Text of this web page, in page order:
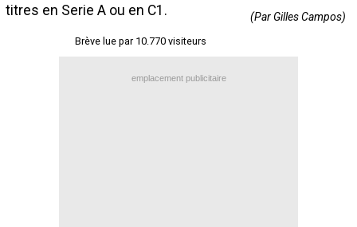
titres en Serie A ou en C1.
(Par Gilles Campos)
Brève lue par 10.770 visiteurs
emplacement publicitaire
Recrutement Maxifoot
Mentions légales